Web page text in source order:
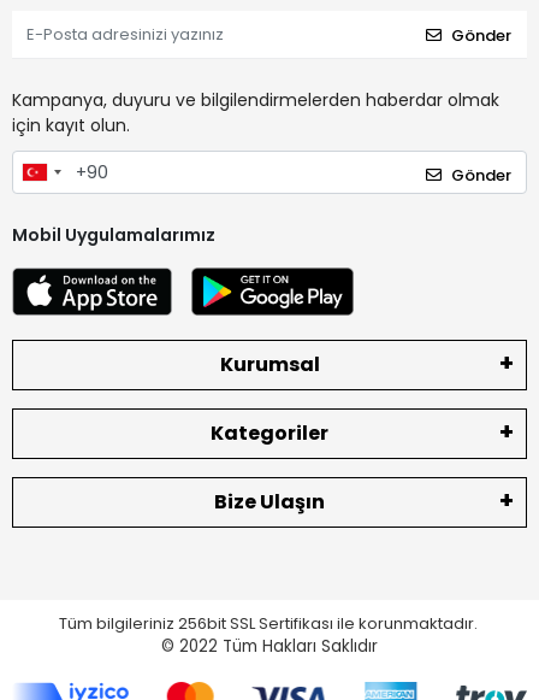
Gönder
Kampanya, duyuru ve bilgilendirmelerden haberdar olmak
için kayıt olun.
Gönder
Mobil Uygulamalarımız
Kurumsal
Kategoriler
Bize Ulaşın
Tüm bilgileriniz 256bit SSL Sertifikası ile korunmaktadır.
© 2022 Tüm Hakları Saklıdır